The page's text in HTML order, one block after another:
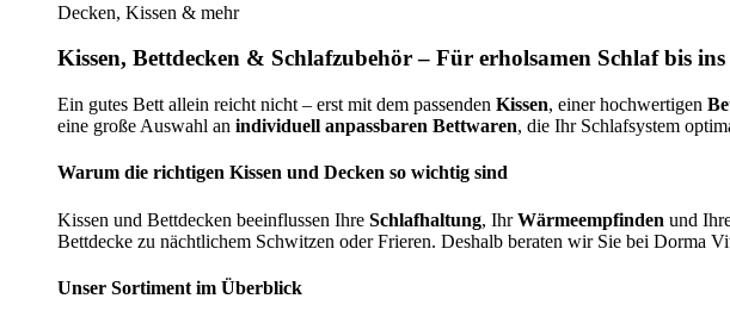
Decken, Kissen & mehr
Kissen, Bettdecken & Schlafzubehör – Für erholsamen Schlaf bis
Ein gutes Bett allein reicht nicht – erst mit dem passenden Kissen, einer hochwertigen
eine große Auswahl an individuell anpassbaren Bettwaren, die Ihr Schlafsystem
Warum die richtigen Kissen und Decken so wichtig sind
Kissen und Bettdecken beeinflussen Ihre Schlafhaltung, IhrWärmeempfinden und
Bettdecke zu nächtlichem Schwitzen oder Frieren. Deshalb beraten wir Sie bei Dorma
Unser Sortiment im Überblick